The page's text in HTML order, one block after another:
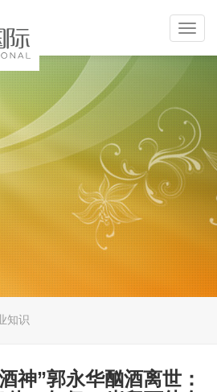
知识
神”郭永华酗酒离世：